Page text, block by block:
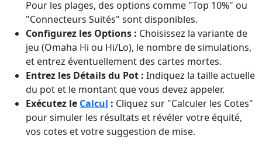
Pour les plages, des options comme "Top 10%" ou
"Connecteurs Suités" sont disponibles.
Configurez les Options : Choisissez la variante de
jeu (Omaha Hi ou Hi/Lo), le nombre de simulations,
et entrez éventuellement des cartes mortes.
Entrez les Détails du Pot : Indiquez la taille actuelle
du pot et le montant que vous devez appeler.
Exécutez le Calcul : Cliquez sur "Calculer les Cotes"
pour simuler les résultats et révéler votre équité,
vos cotes et votre suggestion de mise.